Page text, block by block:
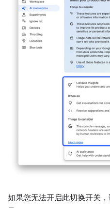
如果您无法开启此切换开关